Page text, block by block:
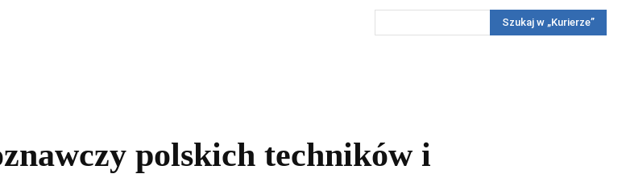
Reportaż KonkursyWięcej
Szukaj w „Kurierze”
polskich techników i